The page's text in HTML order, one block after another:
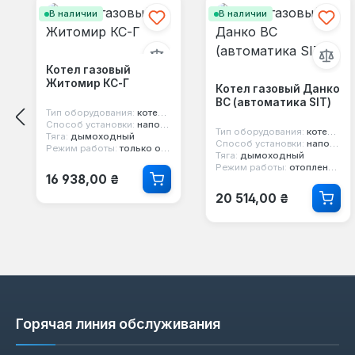
В наличии
Котел газовый
Житомир КС-Г
Тип оборудования: котел газовый
Способ установки: напольный
Тяга: дымоходный
Режим работы: только отопление
Обычная цена:
16 938,00 ₴
В наличии
Котел газовый Данко
ВС (автоматика SIT)
Тип оборудования: котел газовый
Способ установки: напольный
Тяга: дымоходный
Режим работы: отопление и горячая вода
Обычная цена:
20 514,00 ₴
Горячая линия обслуживания